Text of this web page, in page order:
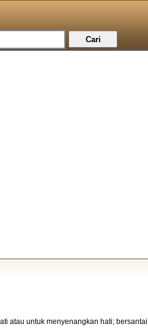
atau untuk menyenangkan hati;